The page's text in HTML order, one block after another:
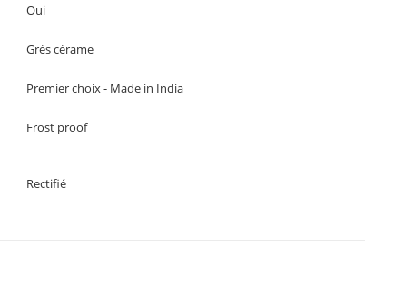
Oui
Grés cérame
Premier choix - Made in India
Frost proof
Rectifié